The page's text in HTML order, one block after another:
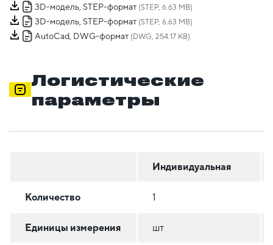
3D-модель, STEP-формат (STEP, 6.63 MB)
3D-модель, STEP-формат (STEP, 6.63 MB)
AutoCad, DWG-формат (DWG, 254.17 KB)
Логистические
параметры
Индивидуальная
Количество 1
Единицы измерения шт